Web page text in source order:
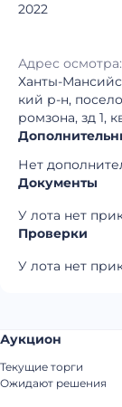
2022
Адрес осмотра:
Ханты-
кий р-н,
ромзона, зд 1,
Нет
Документы
У лота нет
Проверки
У лота нет
Аукцион
Текущие торги
Ожидают решения